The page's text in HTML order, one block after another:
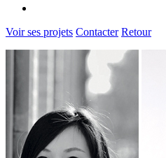
Voir ses projets Contacter Retour